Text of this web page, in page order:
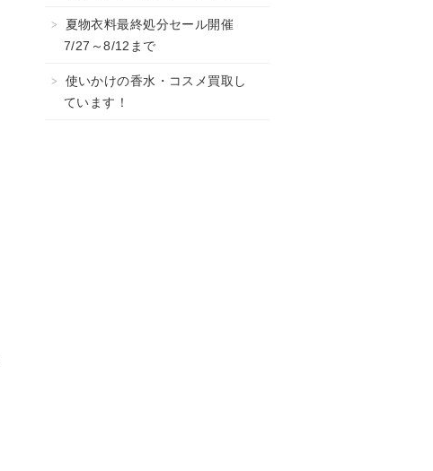
夏物衣料最終処分セール開催
7/27～8/12まで
使いかけの香水・コスメ買取し
ています！